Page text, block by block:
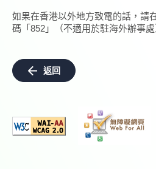
如果在香港以外地方致電的話，請
碼「852」（不適用於駐海外辦事處
返回